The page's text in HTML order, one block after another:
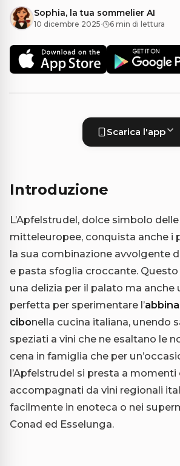
Sophia, la tua sommelier AI
10 dicembre 2025· 6 min di lettura
Scarica l'app
Introduzione
L’Apfelstrudel, dolce simbolo
mitteleuropee, conquista anche i
la sua combinazione avvolgente
e pasta sfoglia croccante.
una delizia per il palato ma anche
perfetta per sperimentare l’
cibonella cucina italiana, unendo
speziati a vini che ne esaltano le
cena in famiglia che per
l’Apfelstrudel si presta a
accompagnati da vini regionali
facilmente in enoteca o nei
Conad ed Esselunga.